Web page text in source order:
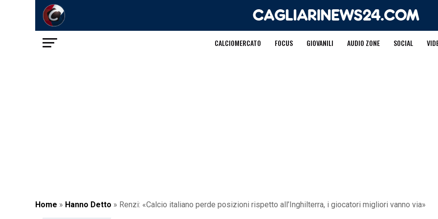
CALCIOMERCATO FOCUS GIOVANILI AUDIO ZONE SOCIAL
Home » Hanno Detto » Renzi: «Calcio italiano perde posizioni rispetto all’Inghilterra, i giocatori migliori vanno via»